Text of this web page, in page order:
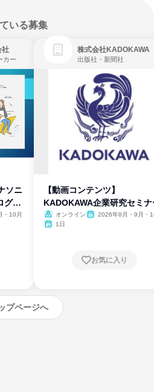
いる募集
社
カー
ソニ
グラ
・10月
株式会社KADOKAWA
出版社・新聞社
【動画コンテンツ】
KADOKAWA企業研究セミナ
オンライン
2026年8月・9月・
1日
お気に入り
プページへ